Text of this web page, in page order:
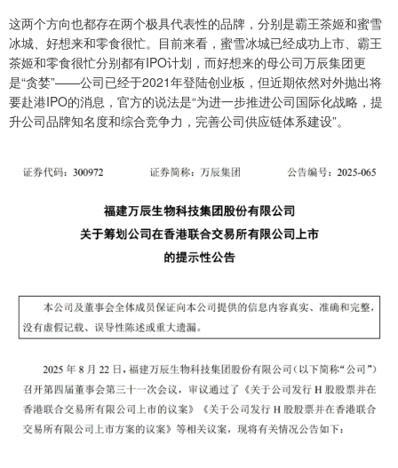
这两个方向也都存在两个极具代表性的品牌，分别是霸王茶姬和蜜雪
冰城、好想来和零食很忙。目前来看，蜜雪冰城已经成功上市、霸王
茶姬和零食很忙分别都有IPO计划，而好想来的母公司万辰集团更
是“贪婪”——公司已经于2021年登陆创业板，但近期依然对外抛出将
要赴港IPO的消息，官方的说法是“为进一步推进公司国际化战略，提
升公司品牌知名度和综合竞争力，完善公司供应链体系建设”。